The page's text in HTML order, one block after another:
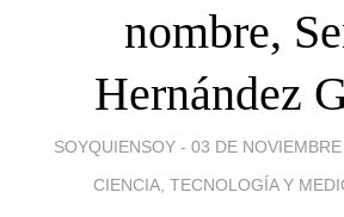
nombre,
Hernández
SOYQUIENSOY - 03 DE
CIENCIA, TECNOLOGÍA Y